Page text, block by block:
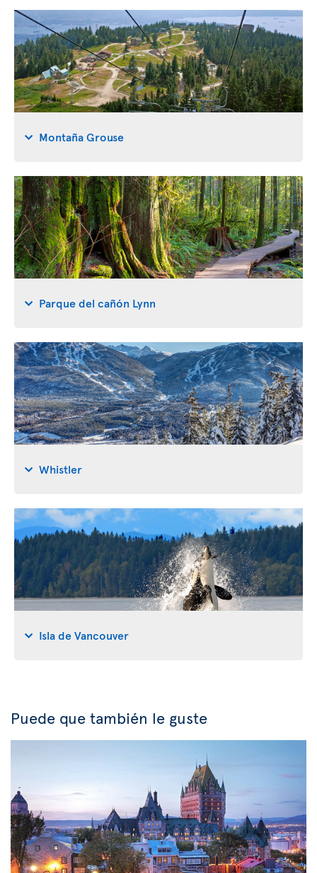
Montaña Grouse
Parque del cañón Lynn
Whistler
Isla de Vancouver
Puede que también le guste